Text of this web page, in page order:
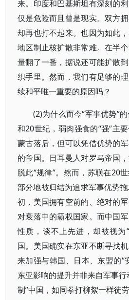
来。印度和巴基斯坦有深刻的
仅是危险而且曾是现实。双方
却再也打不起来。也因为如此
地区制止核扩散非常难。在半
量翻了一番，据说还可能扩散
织手里。然而，我们有足够的
续和平唯一重要的原因吗？
(2)为什么而今“军事优势”
和20世纪，弱肉强食的“强”主
蒙古落后，但可以凭借优势的
的帝国。日耳曼人对罗马帝国
脱此“规律”。然而，苏联在20
部分地被归结为追求军事优势
初，美国拥有空前的、绝对的
对衰落中的霸权国家。而中国
性质，谈不上先进，却被视为
国。美国确实在东亚不断寻找
来加强与韩国、日本、东盟的“
东亚影响的提升并非来自军事
制”中国，如同拳打柳絮一样徒